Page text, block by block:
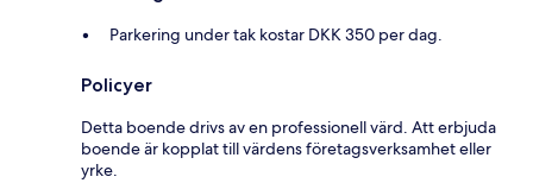
Parkering under tak kostar DKK 350 per dag.
Policyer
Detta boende drivs av en professionell värd. Att erbjuda
boende är kopplat till värdens företagsverksamhet eller
yrke.